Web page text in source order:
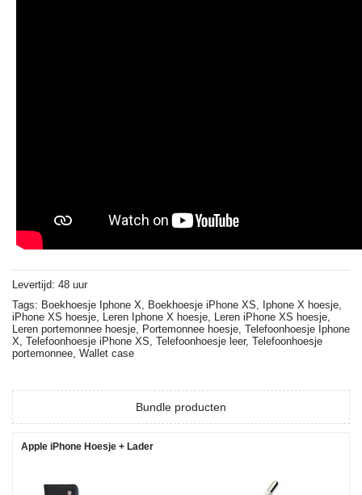
Levertijd: 48 uur
Tags: Boekhoesje Iphone X, Boekhoesje iPhone XS, Iphone X hoesje,
iPhone XS hoesje, Leren Iphone X hoesje, Leren iPhone XS hoesje,
Leren portemonnee hoesje, Portemonnee hoesje, Telefoonhoesje Iphone
X, Telefoonhoesje iPhone XS, Telefoonhoesje leer, Telefoonhoesje
portemonnee, Wallet case
Bundle producten
Apple iPhone Hoesje + Lader